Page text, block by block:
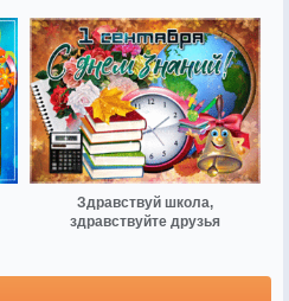
Здравствуй школа,
здравствуйте друзья